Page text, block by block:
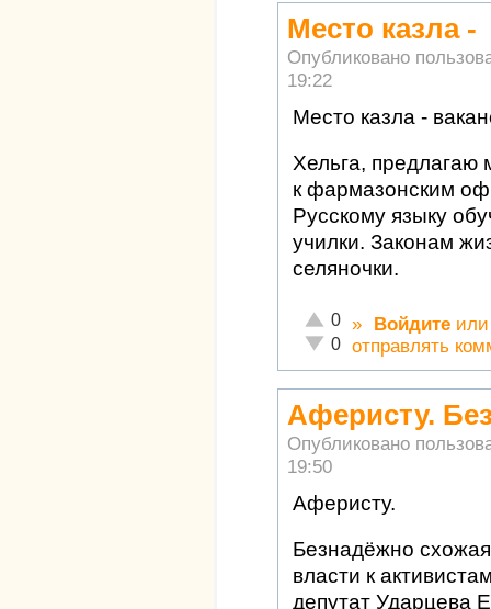
Место казла -
Опубликовано
19:22
Место казла -
Хельга, предлагаю
к фармазонским
Русскому языку
училки. Законам
селяночки.
Отлично!
0
Неадекватно!
0
» Войдите
отправлять
Аферисту.
Опубликовано
19:50
Аферисту.
Безнадёжно
власти к
депутат Ударцева